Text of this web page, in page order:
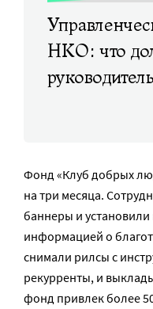
НКО: что
руководитель
Фонд «Клуб добрых
на три месяца.
баннеры и
информацией о
снимали рилсы с
рекурренты, и
фонд привлек более